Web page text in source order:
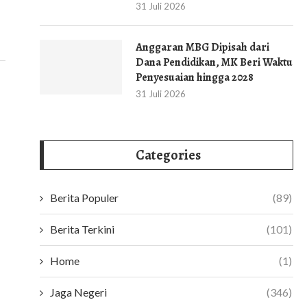
31 Juli 2026
Anggaran MBG Dipisah dari
Dana Pendidikan, MK Beri Waktu
Penyesuaian hingga 2028
31 Juli 2026
Categories
Berita Populer (89)
Berita Terkini (101)
Home (1)
Jaga Negeri (346)